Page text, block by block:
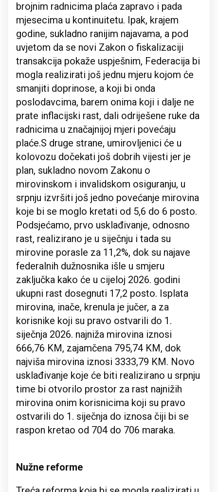
brojnim radnicima plaća zapravo i pada
mjesecima u kontinuitetu. Ipak, krajem
godine, sukladno ranijim najavama, a pod
uvjetom da se novi Zakon o fiskalizaciji
transakcija pokaže uspješnim, Federacija bi
mogla realizirati još jednu mjeru kojom će
smanjiti doprinose, a koji bi onda
poslodavcima, barem onima koji i dalje ne
prate inflacijski rast, dali odriješene ruke da
radnicima u značajnijoj mjeri povećaju
plaće.S druge strane, umirovljenici će u
kolovozu dočekati još dobrih vijesti jer je
plan, sukladno novom Zakonu o
mirovinskom i invalidskom osiguranju, u
srpnju izvršiti još jedno povećanje mirovina
koje bi se moglo kretati od 5,6 do 6 posto.
Podsjećamo, prvo usklađivanje, odnosno
rast, realizirano je u siječnju i tada su
mirovine porasle za 11,2%, dok su najave
federalnih dužnosnika išle u smjeru
zaključka kako će u cijeloj 2026. godini
ukupni rast dosegnuti 17,2 posto. Isplata
mirovina, inače, krenula je jučer, a za
korisnike koji su pravo ostvarili do 1.
siječnja 2026. najniža mirovina iznosi
666,76 KM, zajamčena 795,74 KM, dok
najviša mirovina iznosi 3333,79 KM. Novo
usklađivanje koje će biti realizirano u srpnju
time bi otvorilo prostor za rast najnižih
mirovina onim korisnicima koji su pravo
ostvarili do 1. siječnja do iznosa čiji bi se
raspon kretao od 704 do 706 maraka.
Nužne reforme